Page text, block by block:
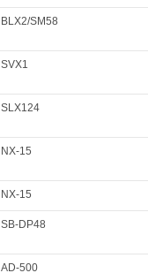
BLX2/SM58
SVX1
SLX124
NX-15
NX-15
SB-DP48
AD-500